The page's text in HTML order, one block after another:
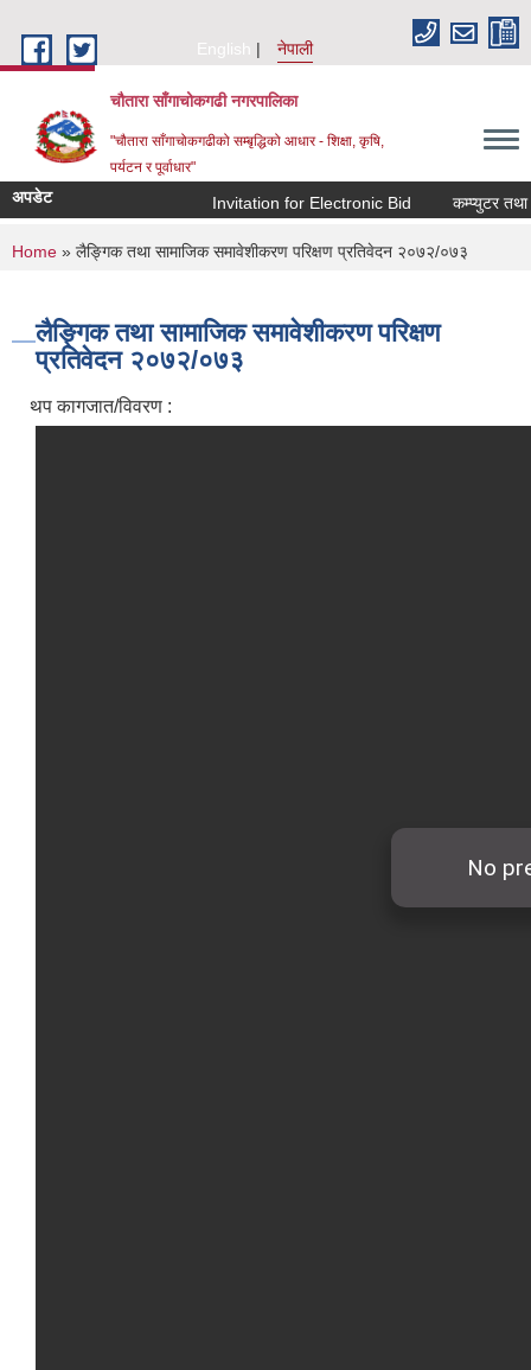
English
नेपाली
चौतारा साँगाचोकगढी नगरपालिका
"चौतारा साँगाचोकगढीको सम्बृद्धिको आधार - शिक्षा, कृषि,
पर्यटन र पूर्वाधार"
अपडेट Invitation for Electronic Bid कम्प्युटर तथा
You are here
Home » लैङ्गिक तथा सामाजिक समावेशीकरण परिक्षण प्रतिवेदन २०७२/०७३
लैङ्गिक तथा सामाजिक समावेशीकरण परिक्षण
प्रतिवेदन २०७२/०७३
थप कागजात/विवरण :